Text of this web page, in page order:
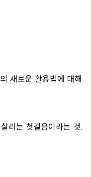
새로운 활용법에 대해
리는 첫걸음이라는 것.